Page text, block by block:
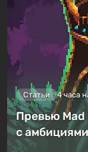
Статьи 4 часа
Превью Mad
с